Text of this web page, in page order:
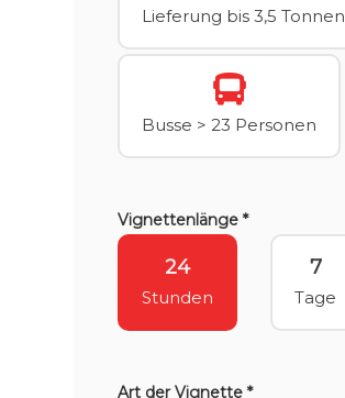
Lieferung bis 3,5 Tonnen
Busse > 23 Personen
Vignettenlänge *
24
Stunden
7
Tage
Art der Vignette *